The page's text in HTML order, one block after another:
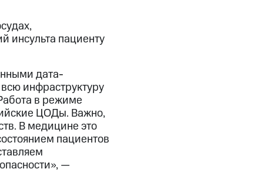
инсульта пациенту
дата-
инфраструктуру
в режиме
ЦОДы. Важно,
В медицине это
пациентов
—